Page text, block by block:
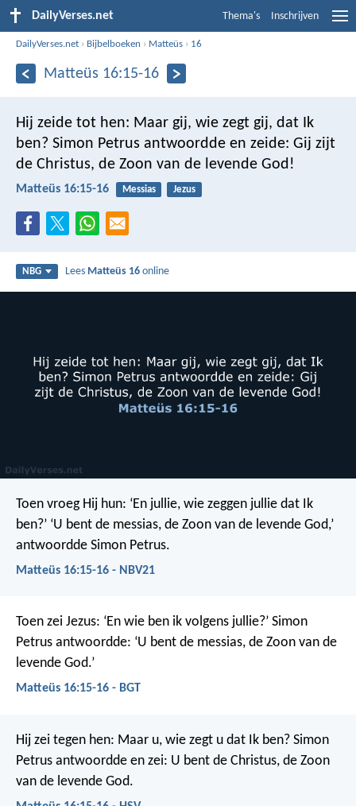
DailyVerses.net Thema's Inschrijven
DailyVerses.net › Bijbelboeken › Matteüs › 16
Matteüs 16:15-16
Hij zeide tot hen: Maar gij, wie zegt gij, dat Ik
ben? Simon Petrus antwoordde en zeide: Gij zijt
de Christus, de Zoon van de levende God!
Matteüs 16:15-16 Messias Jezus
NBG Lees Matteüs 16 online
Toen vroeg Hij hun: ‘En jullie, wie zeggen jullie dat Ik
ben?’ ‘U bent de messias, de Zoon van de levende God,’
antwoordde Simon Petrus.
Matteüs 16:15-16 - NBV21
Toen zei Jezus: ‘En wie ben ik volgens jullie?’ Simon
Petrus antwoordde: ‘U bent de messias, de Zoon van de
levende God.’
Matteüs 16:15-16 - BGT
Hij zei tegen hen: Maar u, wie zegt u dat Ik ben? Simon
Petrus antwoordde en zei: U bent de Christus, de Zoon
van de levende God.